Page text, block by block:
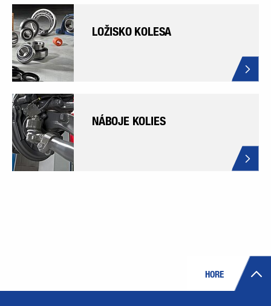
LOŽISKO KOLESA
NÁBOJE KOLIES
HORE